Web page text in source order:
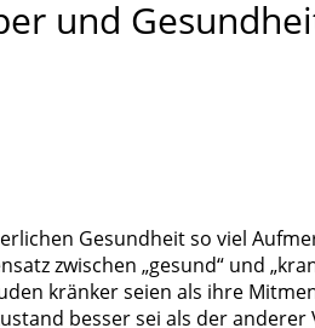
und
Gesundheit so viel
zwischen „gesund“ und
kränker seien als ihre
besser sei als der anderer